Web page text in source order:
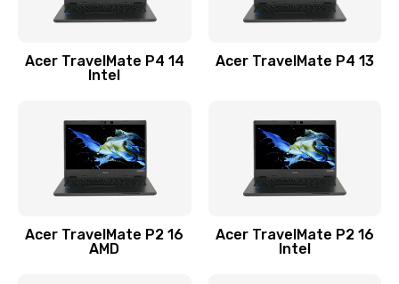
1050 руб.
Замена оперативной памяти
Замена процессора
Acer TravelMate P4 14
Intel
Acer TravelMate P4 13
Acer TravelMate P2 16
AMD
Acer TravelMate P2 16
Intel